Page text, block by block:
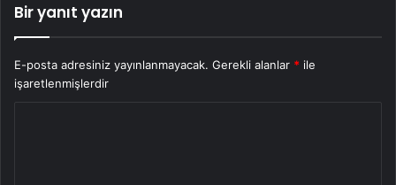
Bir yanıt yazın
E-posta adresiniz yayınlanmayacak. Gerekli alanlar * ile
işaretlenmişlerdir